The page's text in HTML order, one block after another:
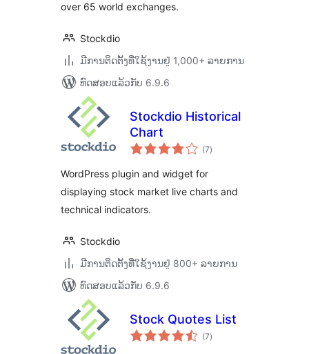
over 65 world exchanges.
Stockdio
ມີການຕິດຕັ້ງທີ່ໃຊ້ງານຢູ່ 1,000+ ລາຍການ
ທົດສອບແລ້ວກັບ 6.9.6
Stockdio Historical
Chart
(7ຄະແນນ
ທັງໝົດ
)
WordPress plugin and widget for
displaying stock market live charts and
technical indicators.
Stockdio
ມີການຕິດຕັ້ງທີ່ໃຊ້ງານຢູ່ 800+ ລາຍການ
ທົດສອບແລ້ວກັບ 6.9.6
Stock Quotes List
(7ຄະແນນ
ທັງໝົດ
)